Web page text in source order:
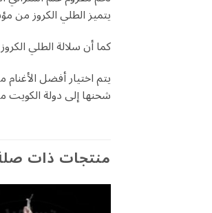
يتميز الطلي الكروز من
كما أن سلالة الطلي
يتم اختيار أفضل
شحنها إلى دولة الكويت
منتجات ذات